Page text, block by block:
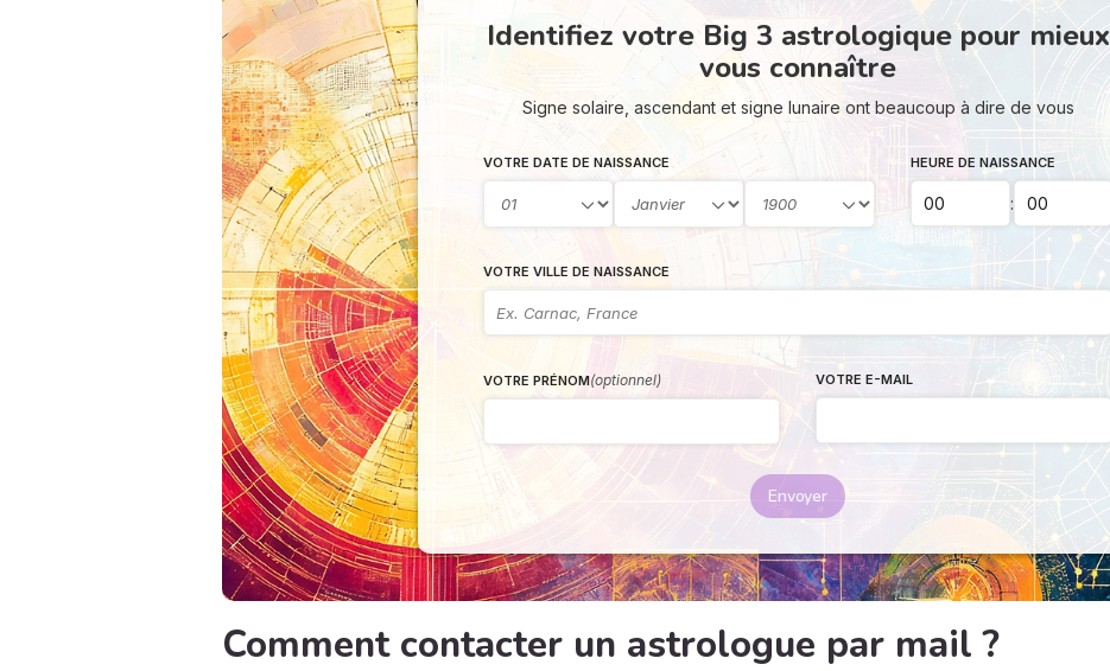
Identifiez votre Big 3 astrologique pour mieux
vous connaître
Signe solaire, ascendant et signe lunaire ont beaucoup à dire de vous
VOTRE DATE DE NAISSANCE HEURE DE NAISSANCE
:
VOTRE VILLE DE NAISSANCE
VOTRE PRÉNOM(optionnel) VOTRE E-MAIL
Envoyer
Comment contacter un astrologue par mail ?